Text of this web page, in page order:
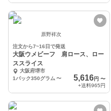
原野祥次
注文から7~16日で発送
大阪ウメビーフ 肩ロース、ロー
ススライス
大阪府堺市
1パック350グラム 〜 5,616円 〜
+送料965円